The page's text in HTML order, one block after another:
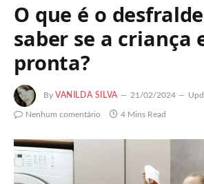
O que é o
saber se a criança
pronta?
By VANILDA SILVA 21/02/2024
Nenhum comentário 4 Mins Read